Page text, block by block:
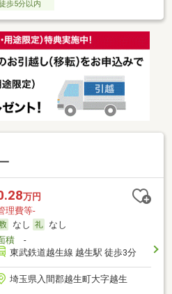
歩5分以内
万円
理費等-
なし
なし
積-
東武鉄道越生線 越生駅 徒歩3分
埼玉県入間郡越生町大字越生